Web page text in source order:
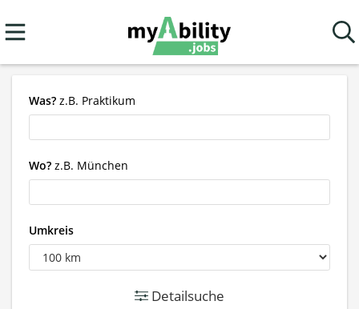
Was? z.B. Praktikum
Wo? z.B. München
Umkreis
Detailsuche